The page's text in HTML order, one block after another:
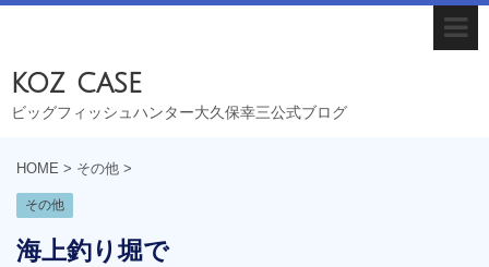
koz case
ビッグフィッシュハンター大久保幸三公式ブログ
HOME > その他 >
その他
海上釣り堀で